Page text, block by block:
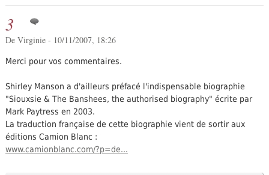
3
De Virginie - 10/11/2007, 18:26
Merci pour vos commentaires.
Shirley Manson a d'ailleurs préfacé l'indispensable biographie
"Siouxsie & The Banshees, the authorised biography" écrite par
Mark Paytress en 2003.
La traduction française de cette biographie vient de sortir aux
éditions Camion Blanc :
www.camionblanc.com/?p=de...